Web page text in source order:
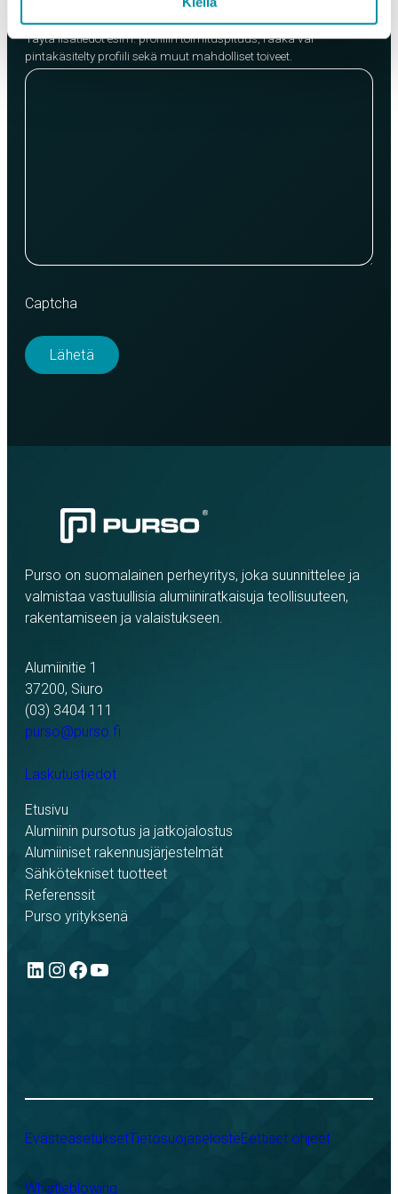
Täytä lisätiedot esim. profiilin toimituspituus, raaka vai
pintakäsitelty profiili sekä muut mahdolliset toiveet.
Captcha
Purso on suomalainen perheyritys, joka suunnittelee ja
valmistaa vastuullisia alumiiniratkaisuja teollisuuteen,
rakentamiseen ja valaistukseen.
Alumiinitie 1
37200, Siuro
(03) 3404 111
purso@purso.fi
Laskutustiedot
Etusivu
Alumiinin pursotus ja jatkojalostus
Alumiiniset rakennusjärjestelmät
Sähkötekniset tuotteet
Referenssit
Purso yrityksenä
LinkedIn
Instagram
Facebook
YouTube
EvästeasetuksetTietosuojaselosteEettiset ohjeet
Whistleblowing